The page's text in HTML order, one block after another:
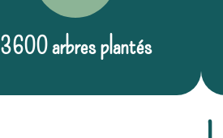
3600 arbres plantés